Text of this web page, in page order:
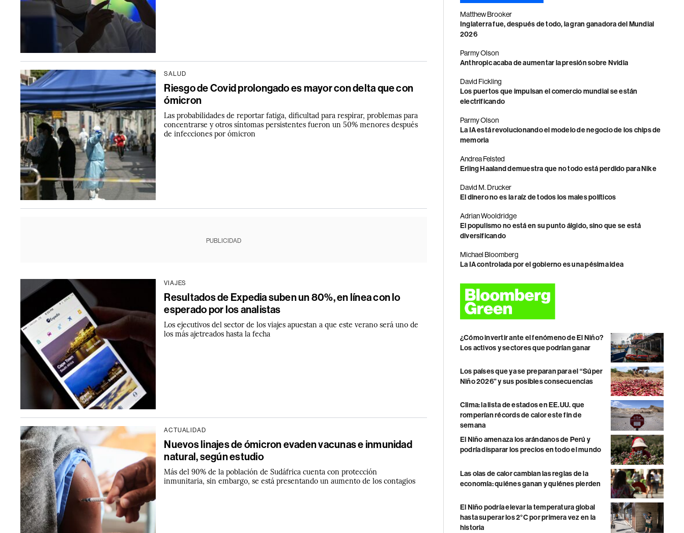
SALUD
Riesgo de Covid prolongado es mayor con delta que con
ómicron
Las probabilidades de reportar fatiga, dificultad para respirar, problemas para
concentrarse y otros síntomas persistentes fueron un 50% menores después
de infecciones por ómicron
PUBLICIDAD
VIAJES
Resultados de Expedia suben un 80%, en línea con lo
esperado por los analistas
Los ejecutivos del sector de los viajes apuestan a que este verano será uno de
los más ajetreados hasta la fecha
ACTUALIDAD
Nuevos linajes de ómicron evaden vacunas e inmunidad
natural, según estudio
Más del 90% de la población de Sudáfrica cuenta con protección
inmunitaria, sin embargo, se está presentando un aumento de los contagios
Matthew Brooker
Inglaterra fue, después de todo, la gran ganadora del Mundial
2026
Parmy Olson
Anthropic acaba de aumentar la presión sobre Nvidia
David Fickling
Los puertos que impulsan el comercio mundial se están
electrificando
Parmy Olson
La IA está revolucionando el modelo de negocio de los chips de
memoria
Andrea Felsted
Erling Haaland demuestra que no todo está perdido para Nike
David M. Drucker
El dinero no es la raíz de todos los males políticos
Adrian Wooldridge
El populismo no está en su punto álgido, sino que se está
diversificando
Michael Bloomberg
La IA controlada por el gobierno es una pésima idea
¿Cómo invertir ante el fenómeno de El Niño?
Los activos y sectores que podrían ganar
Los países que ya se preparan para el “Súper
Niño 2026” y sus posibles consecuencias
Clima: la lista de estados en EE.UU. que
romperían récords de calor este fin de
semana
El Niño amenaza los arándanos de Perú y
podría disparar los precios en todo el mundo
Las olas de calor cambian las reglas de la
economía: quiénes ganan y quiénes pierden
El Niño podría elevar la temperatura global
hasta superar los 2°C por primera vez en la
historia